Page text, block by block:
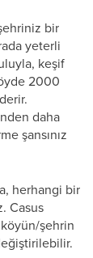
bir
yeterli
keşif
2000
daha
şansınız
herhangi bir
Casus
şehrin